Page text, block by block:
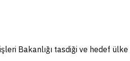
Bakanlığı tasdiği ve hedef ülke